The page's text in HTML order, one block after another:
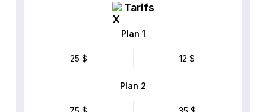
Tarifs
Plan 1
25 $ 12 $
Plan 2